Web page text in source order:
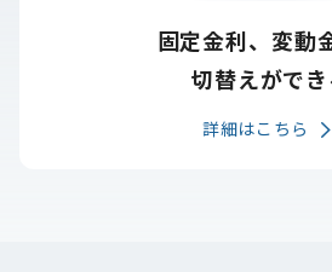
固定金利、変動
切替えができ
詳細はこちら